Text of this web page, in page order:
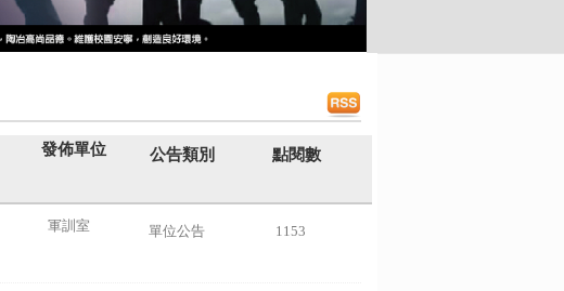
發佈單位 公告類別
點閱數
軍訓室 單位公告
1153